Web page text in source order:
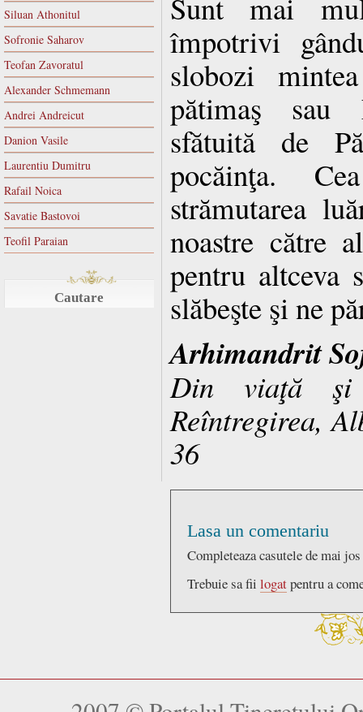
Siluan Athonitul
Sofronie Saharov
Teofan Zavoratul
Alexander Schmemann
Andrei Andreicut
Danion Vasile
Laurentiu Dumitru
Rafail Noica
Savatie Bastovoi
Teofil Paraian
Cautare
împotrivi
slobozi
pătimaş sau
sfătuită de
pocăinţa.
strămutarea
noastre către
pentru altceva
slăbeşte şi ne
Arhimandrit
Din viaţă şi
Reîntregirea,
36
Lasa un comentariu
Completeaza casutele de mai
Trebuie sa fii logatpentru a